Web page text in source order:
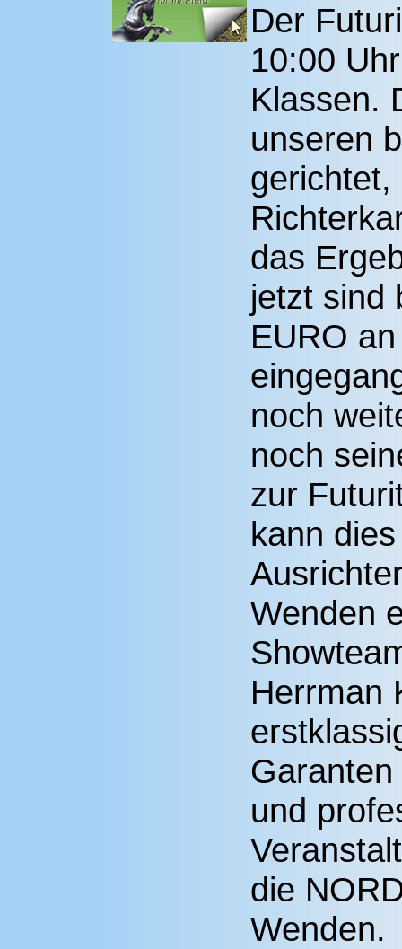
Der
10:00
Klassen.
unseren
das
jetzt sind
EURO
noch
noch
zur
kann
Wenden
Herrman
und
die
Wenden.